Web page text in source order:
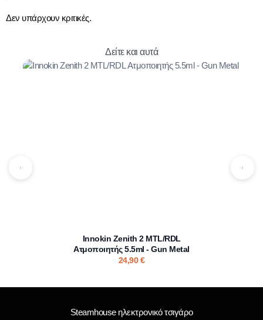
Δεν υπάρχουν κριτικές.
Δείτε και αυτά
Innokin Zenith 2 MTL/RDL
Ατμοποιητής 5.5ml - Gun Metal
24,90€
Steamhouse ηλεκτρονικό τσιγάρο